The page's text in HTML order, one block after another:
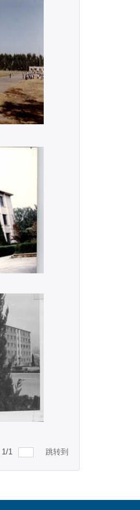
1/1 跳转到